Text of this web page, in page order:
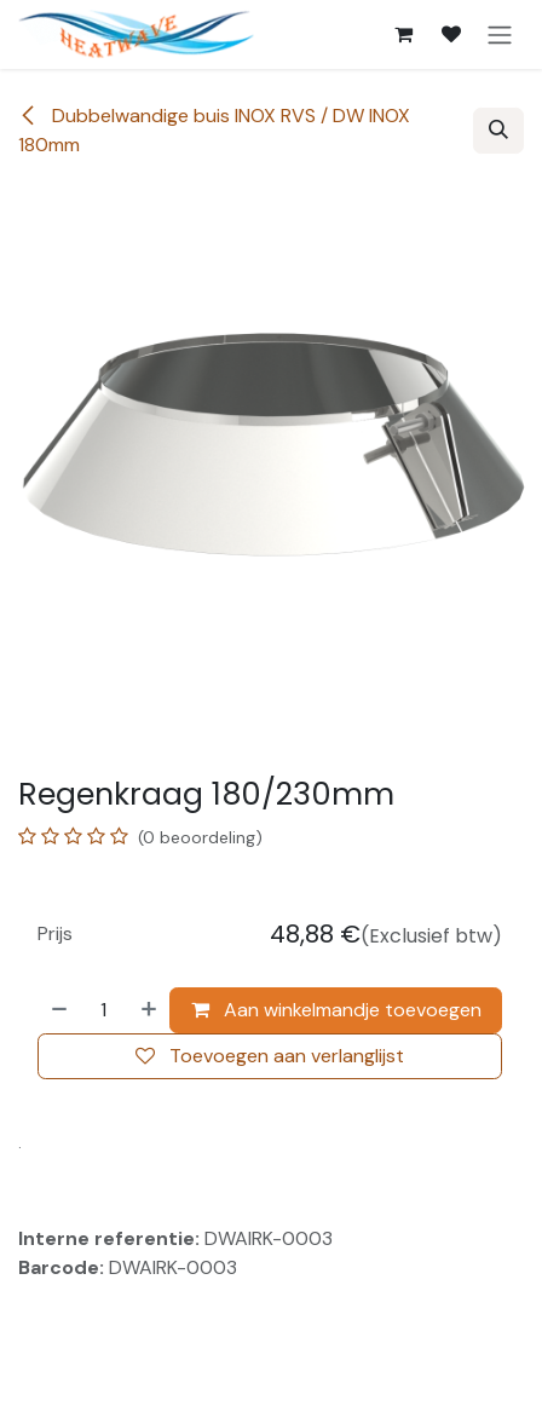
Overslaan naar inhoud
Dubbelwandige buis INOX RVS / DW INOX
180mm
Regenkraag 180/230mm
(0 beoordeling)
Aan winkelmandje toevoegen
Toevoegen aan verlanglijst
Prijs 48,88 €(Exclusief btw)
.
Interne referentie: DWAIRK-0003
Barcode: DWAIRK-0003